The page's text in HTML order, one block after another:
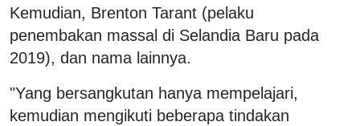
Kemudian, Brenton Tarant (pelaku
penembakan massal di Selandia Baru pada
2019), dan nama lainnya.
"Yang bersangkutan hanya mempelajari,
kemudian mengikuti beberapa tindakan